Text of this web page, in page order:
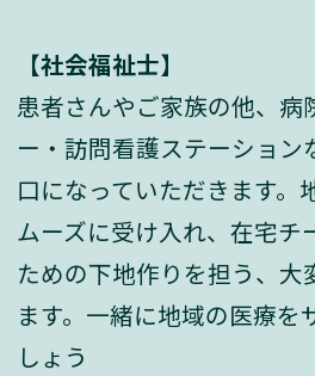
【社会福祉士】
患者さんやご家族の他、病
ー・訪問看護ステーション
口になっていただきます。
ムーズに受け入れ、在宅チ
ための下地作りを担う、大
ます。一緒に地域の医療を
しょう